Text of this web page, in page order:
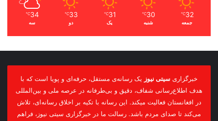
32
℃
جمعه
30
℃
شنبه
31
℃
یک
33
℃
دو
34
℃
سه
خبرگزاری سیتی نیوز یک رسانه‌ی مستقل، حرفه‌ای و پویا است که با
هدف اطلاع‌رسانی شفاف، دقیق و بی‌طرفانه در عرصه ملی و بین‌المللی
در افغانستان فعالیت میکند. این رسانه با تکیه بر اخلاق رسانه‌ای، تلاش
می‌کند تا صدای مردم باشد. رسالت ما در خبرگزاری سیتی نیوز، فراهم